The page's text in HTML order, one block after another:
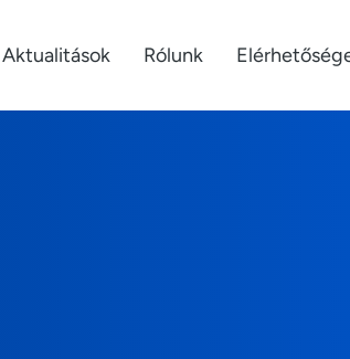
Aktualitások Rólunk